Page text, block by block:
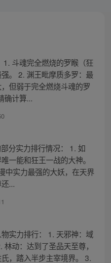
斗魂完全燃烧的罗睺（狂
。 2. 渊王毗摩质多罗：最
但弱于完全燃烧斗魂的罗
确计算...
分实力排行情况： 1. 如
一能和狂王一战的大神。
中实力最强的大妖，在天界
...
实力排行： 1. 天邪神：域
动：达到了圣品天至尊，
，踏入半步主宰境界。 3.